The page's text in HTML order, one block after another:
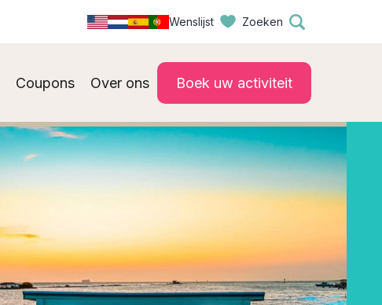
Wenslijst Zoeken
Coupons Over ons Boek uw activiteit